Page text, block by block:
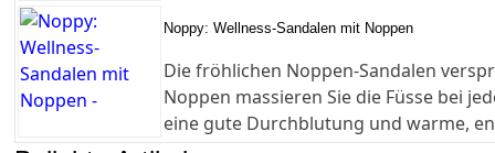
Noppy: Wellness-Sandalen mit Noppen
Die fröhlichen Noppen-Sandalen
Noppen massieren Sie die Füsse bei
eine gute Durchblutung und warme,